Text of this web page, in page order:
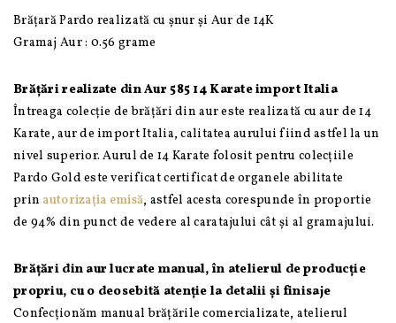
Aur
585
Brățară Pardo realizată cu șnur și Aur de 14K
Gramaj Aur : 0.56 grame
Brățări realizate din Aur 585 14 Karate import Italia
Întreaga colecție de brățări din aur este realizată cu aur de 14
Karate, aur de import Italia, calitatea aurului fiind astfel la un
nivel superior. Aurul de 14 Karate folosit pentru colecțiile
Pardo Gold este verificat certificat de organele abilitate
prin autorizația emisă, astfel acesta corespunde în proportie
de 94% din punct de vedere al caratajului cât și al gramajului.
Brățări din aur lucrate manual, în atelierul de producție
propriu, cu o deosebită atenție la detalii și finisaje
Confecționăm manual brățările comercializate, atelierul